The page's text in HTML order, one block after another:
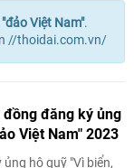
"đảo Việt Nam".
//thoidai.com.vn/
đồng đăng ký ủng
Việt Nam" 2023
hộ quỹ "Vì biển,